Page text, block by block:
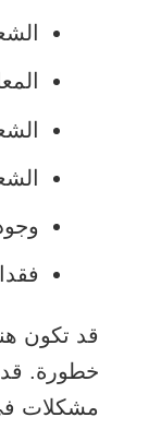
قد تكون
خطورة.
مشكلات